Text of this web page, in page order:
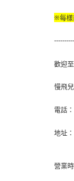
※每樣
歡迎
慢飛
電話：
地址
營業